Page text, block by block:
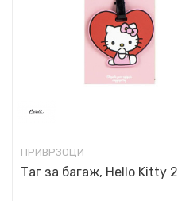
ПРИВРЗОЦИ
Таг за багаж, Hello Kitty 2